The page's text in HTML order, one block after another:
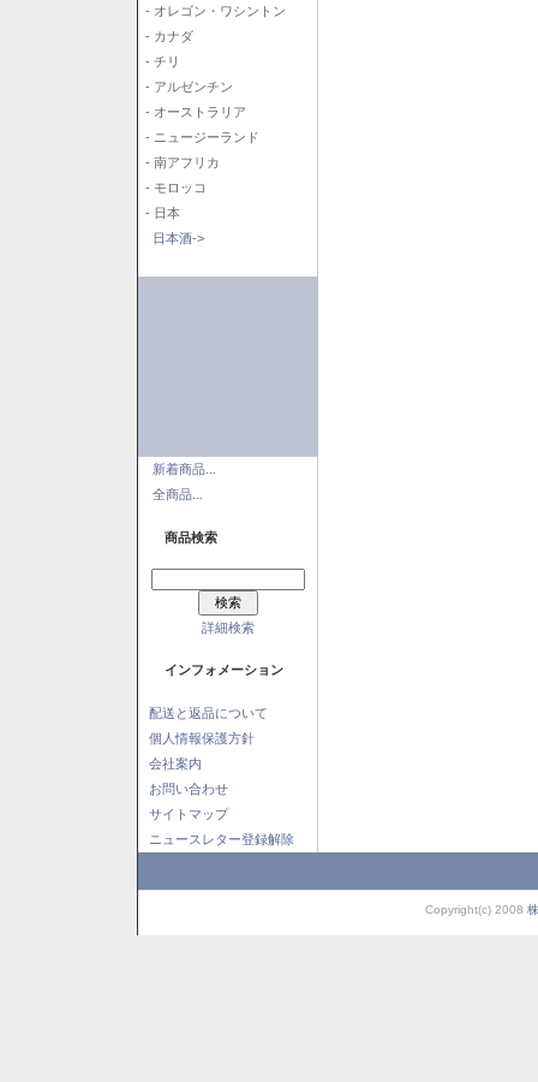
- オレゴン・ワシントン
- カナダ
- チリ
- アルゼンチン
- オーストラリア
- ニュージーランド
- 南アフリカ
- モロッコ
- 日本
日本酒->
新着商品...
全商品...
商品検索
詳細検索
インフォメーション
配送と返品について
個人情報保護方針
会社案内
お問い合わせ
サイトマップ
ニュースレター登録解除
Copyright(c) 2008